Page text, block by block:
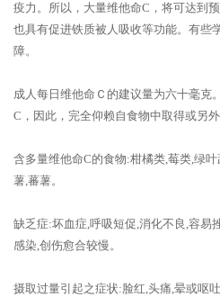
疫力。所以，大量维他命C，将可达到
也具有促进铁质被人吸收等功能。有些
障。
成人每日维他命Ｃ的建议量为六十毫克
C，因此，完全仰赖自食物中取得或另外
含多量维他命C的食物:柑橘类,莓类,绿
薯,蕃薯。
缺乏症:坏血症,呼吸短促,消化不良,容易
感染,创伤愈合较慢。
摄取过量引起之症状:脸红,头痛,晕或呕